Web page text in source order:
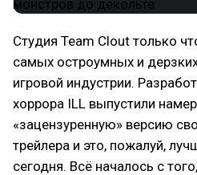
Студия Team Clout только
самых остроумных и
игровой индустрии.
хоррора ILL выпустили
«зацензуренную» версию
трейлера и это, пожалуй,
сегодня. Всё началось с